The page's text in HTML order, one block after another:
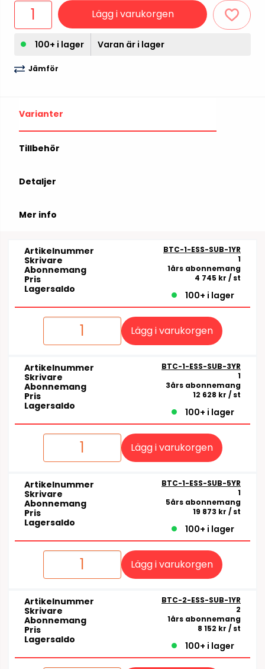
Lägg i varukorgen
100+ i lager Varan är i lager
Jämför
Varianter
Tillbehör
Detaljer
Mer info
Artikelnummer BTC-1-ESS-SUB-1YR
Skrivare 1
Abonnemang 1års abonnemang
Pris 4 745 kr / st
Lagersaldo
100+ i lager
Lägg i varukorgen
Artikelnummer BTC-1-ESS-SUB-3YR
Skrivare 1
Abonnemang 3års abonnemang
Pris 12 628 kr / st
Lagersaldo
100+ i lager
Lägg i varukorgen
Artikelnummer BTC-1-ESS-SUB-5YR
Skrivare 1
Abonnemang 5års abonnemang
Pris 19 873 kr / st
Lagersaldo
100+ i lager
Lägg i varukorgen
Artikelnummer BTC-2-ESS-SUB-1YR
Skrivare 2
Abonnemang 1års abonnemang
Pris 8 152 kr / st
Lagersaldo
100+ i lager